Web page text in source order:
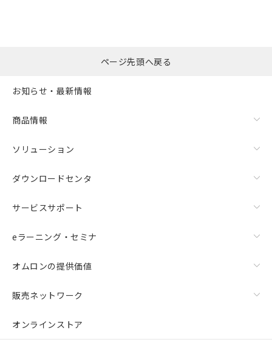
ページ先頭へ戻る
お知らせ・最新情報
商品情報
ソリューション
ダウンロードセンタ
サービスサポート
eラーニング・セミナ
オムロンの提供価値
販売ネットワーク
オンラインストア